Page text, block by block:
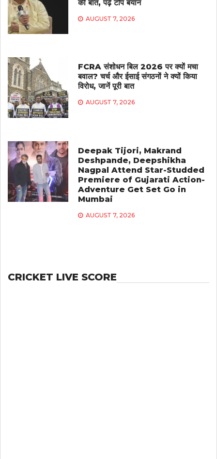
की बात, पढ़ें टॉप बयान
AUGUST 7, 2026
FCRA संशोधन बिल 2026 पर क्यों मचा
बवाल? चर्च और ईसाई संगठनों ने क्यों किया
विरोध, जानें पूरी बात
AUGUST 7, 2026
Deepak Tijori, Makrand
Deshpande, Deepshikha
Nagpal Attend Star-Studded
Premiere of Gujarati Action-
Adventure Get Set Go in
Mumbai
AUGUST 7, 2026
CRICKET LIVE SCORE